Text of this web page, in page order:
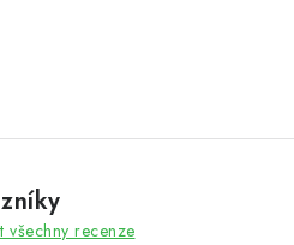
všechny recenze